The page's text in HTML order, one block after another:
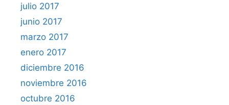
julio 2017
junio 2017
marzo 2017
enero 2017
diciembre 2016
noviembre 2016
octubre 2016